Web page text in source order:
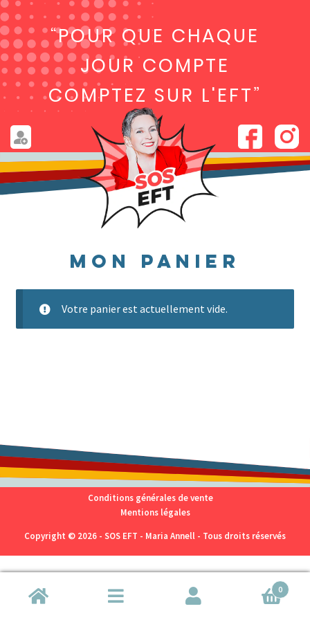
“POUR QUE CHAQUE
JOUR COMPTE
COMPTEZ SUR L'EFT”
Mon panier
Votre panier est actuellement vide.
Conditions générales de vente
Mentions légales
Copyright © 2026 - SOS EFT - Maria Annell - Tous droits réservés
0